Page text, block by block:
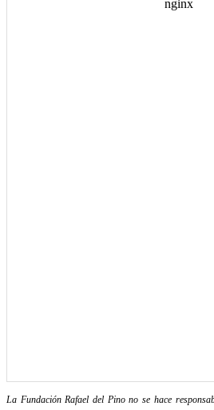
La Fundación Rafael del Pino no se hace